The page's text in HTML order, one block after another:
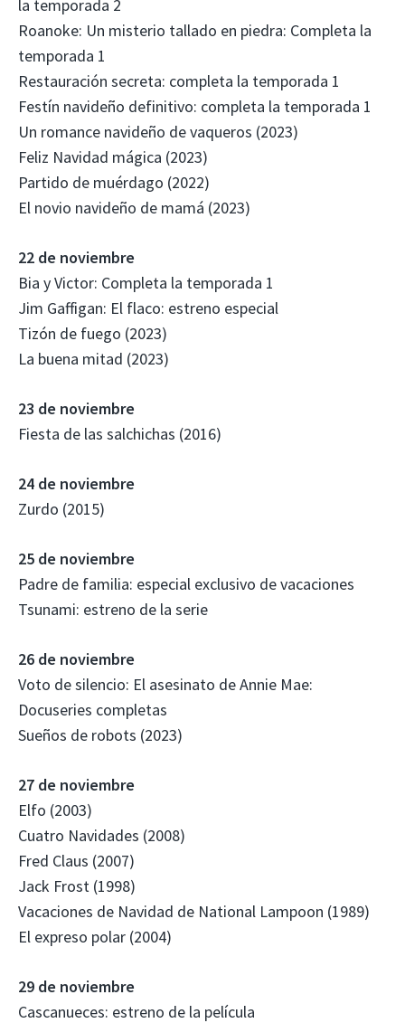
la temporada 2
Roanoke: Un misterio tallado en piedra: Completa la
temporada 1
Restauración secreta: completa la temporada 1
Festín navideño definitivo: completa la temporada 1
Un romance navideño de vaqueros (2023)
Feliz Navidad mágica (2023)
Partido de muérdago (2022)
El novio navideño de mamá (2023)
22 de noviembre
Bia y Victor: Completa la temporada 1
Jim Gaffigan: El flaco: estreno especial
Tizón de fuego (2023)
La buena mitad (2023)
23 de noviembre
Fiesta de las salchichas (2016)
24 de noviembre
Zurdo (2015)
25 de noviembre
Padre de familia: especial exclusivo de vacaciones
Tsunami: estreno de la serie
26 de noviembre
Voto de silencio: El asesinato de Annie Mae:
Docuseries completas
Sueños de robots (2023)
27 de noviembre
Elfo (2003)
Cuatro Navidades (2008)
Fred Claus (2007)
Jack Frost (1998)
Vacaciones de Navidad de National Lampoon (1989)
El expreso polar (2004)
29 de noviembre
Cascanueces: estreno de la película